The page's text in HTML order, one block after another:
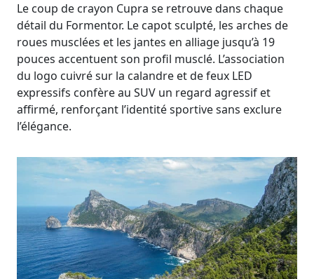
Le coup de crayon Cupra se retrouve dans chaque
détail du Formentor. Le capot sculpté, les arches de
roues musclées et les jantes en alliage jusqu’à 19
pouces accentuent son profil musclé. L’association
du logo cuivré sur la calandre et de feux LED
expressifs confère au SUV un regard agressif et
affirmé, renforçant l’identité sportive sans exclure
l’élégance.